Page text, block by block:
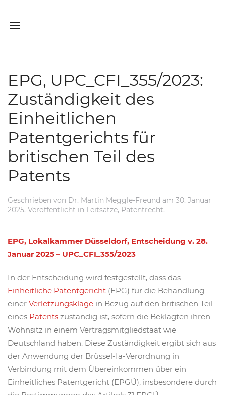
EPG, UPC_CFI_355/2023:
Zuständigkeit des
Einheitlichen
Patentgerichts für
britischen Teil des
Patents
Geschrieben von Dr. Martin Meggle-Freund am 30. Januar
2025. Veröffentlicht in Leitsätze, Patentrecht.
EPG, Lokalkammer Düsseldorf, Entscheidung v. 28.
Januar 2025 – UPC_CFI_355/2023
In der Entscheidung wird festgestellt, dass das
Einheitliche Patentgericht (EPG) für die Behandlung
einer Verletzungsklage in Bezug auf den britischen Teil
eines Patents zuständig ist, sofern die Beklagten ihren
Wohnsitz in einem Vertragsmitgliedstaat wie
Deutschland haben. Diese Zuständigkeit ergibt sich aus
der Anwendung der Brüssel-Ia-Verordnung in
Verbindung mit dem Übereinkommen über ein
Einheitliches Patentgericht (EPGÜ), insbesondere durch